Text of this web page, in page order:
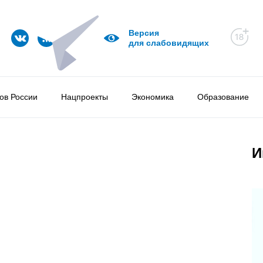
Версия
для слабовидящих
России Нацпроекты Экономика Образование